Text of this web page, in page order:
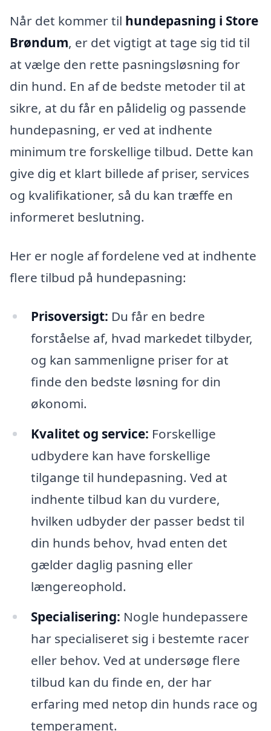
Når det kommer til hundepasning i Store
Brøndum, er det vigtigt at tage sig tid til
at vælge den rette pasningsløsning for
din hund. En af de bedste metoder til at
sikre, at du får en pålidelig og passende
hundepasning, er ved at indhente
minimum tre forskellige tilbud. Dette kan
give dig et klart billede af priser, services
og kvalifikationer, så du kan træffe en
informeret beslutning.
Her er nogle af fordelene ved at indhente
flere tilbud på hundepasning:
Prisoversigt: Du får en bedre
forståelse af, hvad markedet tilbyder,
og kan sammenligne priser for at
finde den bedste løsning for din
økonomi.
Kvalitet og service: Forskellige
udbydere kan have forskellige
tilgange til hundepasning. Ved at
indhente tilbud kan du vurdere,
hvilken udbyder der passer bedst til
din hunds behov, hvad enten det
gælder daglig pasning eller
længereophold.
Specialisering: Nogle hundepassere
har specialiseret sig i bestemte racer
eller behov. Ved at undersøge flere
tilbud kan du finde en, der har
erfaring med netop din hunds race og
temperament.